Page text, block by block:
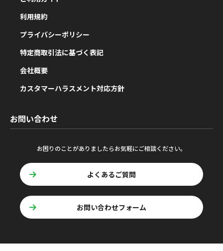
利用規約
プライバシーポリシー
特定商取引法に基づく表記
会社概要
カスタマーハラスメント対応方針
お問い合わせ
お困りのことがありましたらお気軽にご相談ください。
よくあるご質問
お問い合わせフォーム